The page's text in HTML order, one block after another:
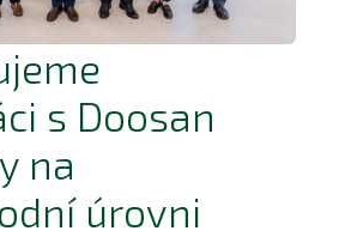
s Doosan
na
úrovni